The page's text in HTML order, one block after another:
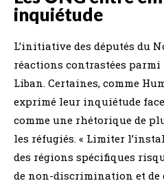
inquiétude
L’initiative des députés du
réactions contrastées parmi
Liban. Certaines, comme
exprimé leur inquiétude
comme une rhétorique de
les réfugiés. « Limiter
des régions spécifiques
de non-discrimination et de